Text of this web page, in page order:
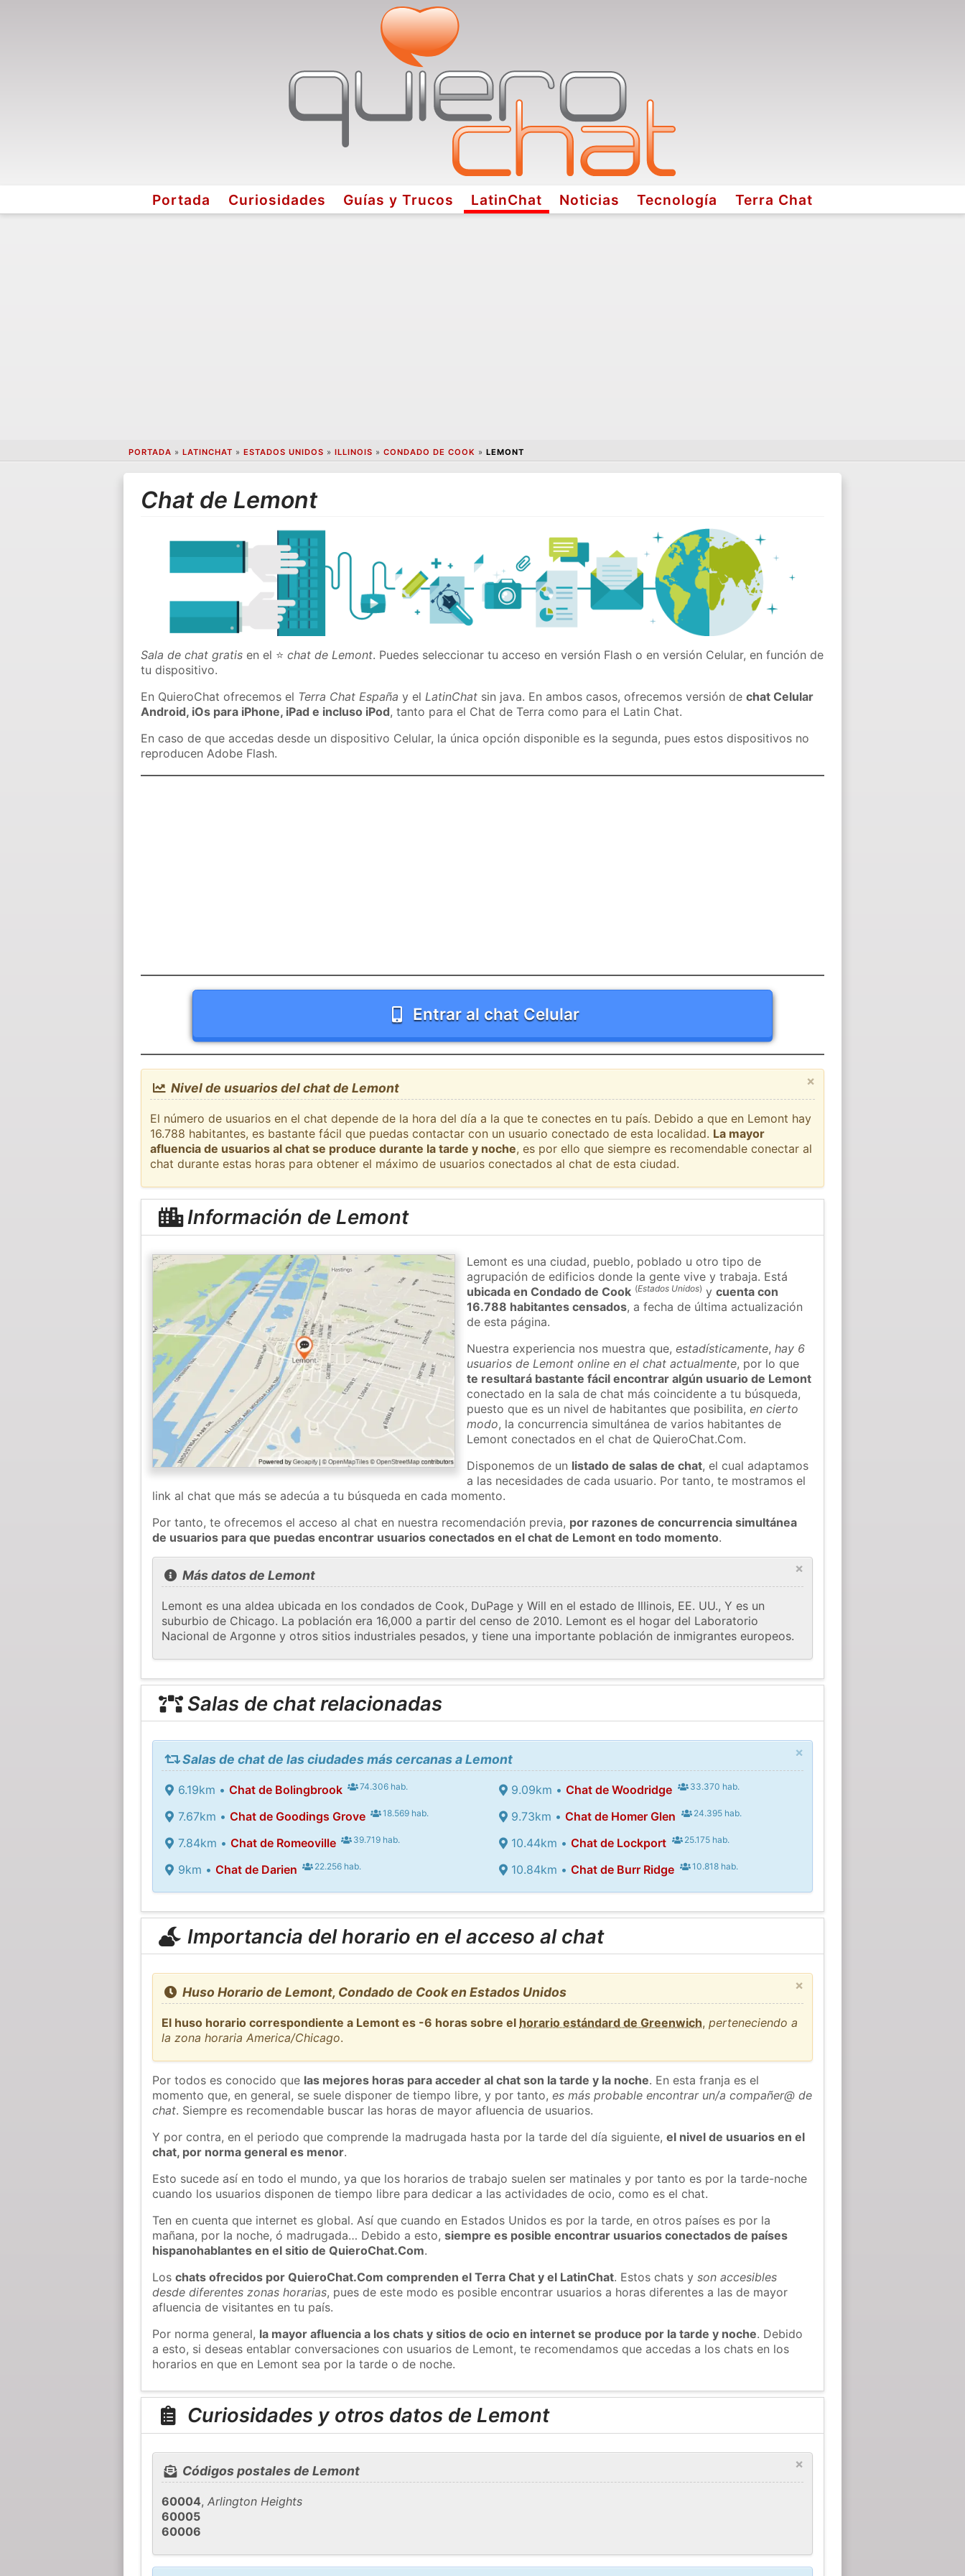
Portada Curiosidades Guías y Trucos LatinChat Noticias Tecnología Terra Chat
PORTADA » LATINCHAT » ESTADOS UNIDOS » ILLINOIS » CONDADO DE COOK » LEMONT
Chat de Lemont
Sala de chat gratis en el ⭐chat de Lemont. Puedes seleccionar tu acceso en versión Flash o en versión Celular, en función de
tu dispositivo.
En QuieroChat ofrecemos el Terra Chat España y elLatinChat sin java. En ambos casos, ofrecemos versión dechat Celular
Android, iOs para iPhone, iPad e incluso iPod, tanto para el Chat de Terra como para el Latin Chat.
En caso de que accedas desde un dispositivo Celular, la única opción disponible es la segunda, pues estos dispositivos no
reproducen Adobe Flash.
Entrar al chat Celular
×
Nivel de usuarios del chat de Lemont
El número de usuarios en el chat depende de la hora del día a la que te conectes en tu país. Debido a que en Lemont hay
16.788 habitantes, es bastante fácil que puedas contactar con un usuario conectado de esta localidad. La mayor
afluencia de usuarios al chat se produce durante la tarde y noche, es por ello que siempre es recomendable conectar al
chat durante estas horas para obtener el máximo de usuarios conectados al chat de esta ciudad.
Información de Lemont
Lemont es una ciudad, pueblo, poblado u otro tipo de
agrupación de edificios donde la gente vive y trabaja. Está
ubicada en Condado de Cook (Estados Unidos) ycuenta con
16.788 habitantes censados, a fecha de última actualización
de esta página.
Nuestra experiencia nos muestra que,estadísticamente,hay 6
usuarios de Lemont online en el chat actualmente, por lo que
te resultará bastante fácil encontrar algún usuario de Lemont
conectado en la sala de chat más coincidente a tu búsqueda,
puesto que es un nivel de habitantes que posibilita,en cierto
modo, la concurrencia simultánea de varios habitantes de
Lemont conectados en el chat de QuieroChat.Com.
Disponemos de un listado de salas de chat, el cual adaptamos
a las necesidades de cada usuario. Por tanto, te mostramos el
link al chat que más se adecúa a tu búsqueda en cada momento.
Por tanto, te ofrecemos el acceso al chat en nuestra recomendación previa, por razones de concurrencia simultánea
de usuarios para que puedas encontrar usuarios conectados en el chat de Lemont en todo momento.
×
Más datos de Lemont
Lemont es una aldea ubicada en los condados de Cook, DuPage y Will en el estado de Illinois, EE. UU., Y es un
suburbio de Chicago. La población era 16,000 a partir del censo de 2010. Lemont es el hogar del Laboratorio
Nacional de Argonne y otros sitios industriales pesados, y tiene una importante población de inmigrantes europeos.
Salas de chat relacionadas
×
Salas de chat de las ciudades más cercanas a Lemont
6.19km • Chat de Bolingbrook 74.306 hab.
7.67km • Chat de Goodings Grove 18.569 hab.
7.84km • Chat de Romeoville 39.719 hab.
9km • Chat de Darien 22.256 hab.
9.09km •Chat de Woodridge 33.370 hab.
9.73km •Chat de Homer Glen 24.395 hab.
10.44km •Chat de Lockport 25.175 hab.
10.84km •Chat de Burr Ridge 10.818 hab.
Importancia del horario en el acceso al chat
×
Huso Horario de Lemont, Condado de Cook en Estados Unidos
El huso horario correspondiente a Lemont es -6 horas sobre el horario estándard de Greenwich,perteneciendo a
la zona horaria America/Chicago.
Por todos es conocido que las mejores horas para acceder al chat son la tarde y la noche. En esta franja es el
momento que, en general, se suele disponer de tiempo libre, y por tanto,es más probable encontrar un/a compañer@ de
chat. Siempre es recomendable buscar las horas de mayor afluencia de usuarios.
Y por contra, en el periodo que comprende la madrugada hasta por la tarde del día siguiente,el nivel de usuarios en el
chat, por norma general es menor.
Esto sucede así en todo el mundo, ya que los horarios de trabajo suelen ser matinales y por tanto es por la tarde-noche
cuando los usuarios disponen de tiempo libre para dedicar a las actividades de ocio, como es el chat.
Ten en cuenta que internet es global. Así que cuando en Estados Unidos es por la tarde, en otros países es por la
mañana, por la noche, ó madrugada… Debido a esto,siempre es posible encontrar usuarios conectados de países
hispanohablantes en el sitio de QuieroChat.Com.
Loschats ofrecidos por QuieroChat.Com comprenden el Terra Chat y el LatinChat. Estos chats yson accesibles
desde diferentes zonas horarias, pues de este modo es posible encontrar usuarios a horas diferentes a las de mayor
afluencia de visitantes en tu país.
Por norma general, la mayor afluencia a los chats y sitios de ocio en internet se produce por la tarde y noche. Debido
a esto, si deseas entablar conversaciones con usuarios de Lemont, te recomendamos que accedas a los chats en los
horarios en que en Lemont sea por la tarde o de noche.
Curiosidades y otros datos de Lemont
×
Códigos postales de Lemont
60004,Arlington Heights
60005
60006